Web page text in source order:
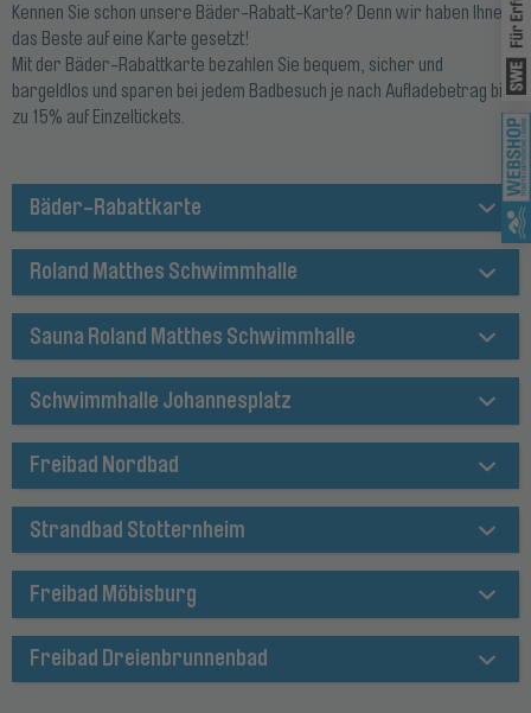
Kennen Sie schon unsere Bäder-Rabatt-Karte? Denn wir haben Ihnen
das Beste auf eine Karte gesetzt!
Mit der Bäder-Rabattkarte bezahlen Sie bequem, sicher und
bargeldlos und sparen bei jedem Badbesuch je nach Aufladebetrag bis
zu 15% auf Einzeltickets.
Bäder-Rabattkarte
Roland Matthes Schwimmhalle
Sauna Roland Matthes Schwimmhalle
Schwimmhalle Johannesplatz
Freibad Nordbad
Strandbad Stotternheim
Freibad Möbisburg
Freibad Dreienbrunnenbad